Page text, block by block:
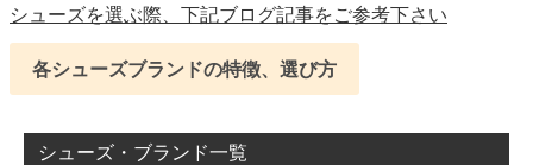
シューズを選ぶ際、下記ブログ記事をご参考下さい
各シューズブランドの特徴、選び方
シューズ・ブランド一覧